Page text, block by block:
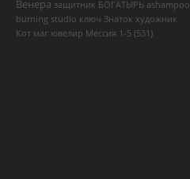
Венера защитник БОГАТЫРЬ ashampoo
burning studio ключ Знаток художник
Кот маг ювелир Мессия 1-5 (531)